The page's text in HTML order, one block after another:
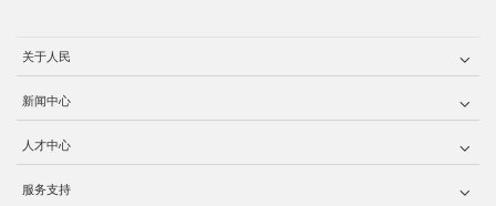
关于人民
新闻中心
人才中心
服务支持